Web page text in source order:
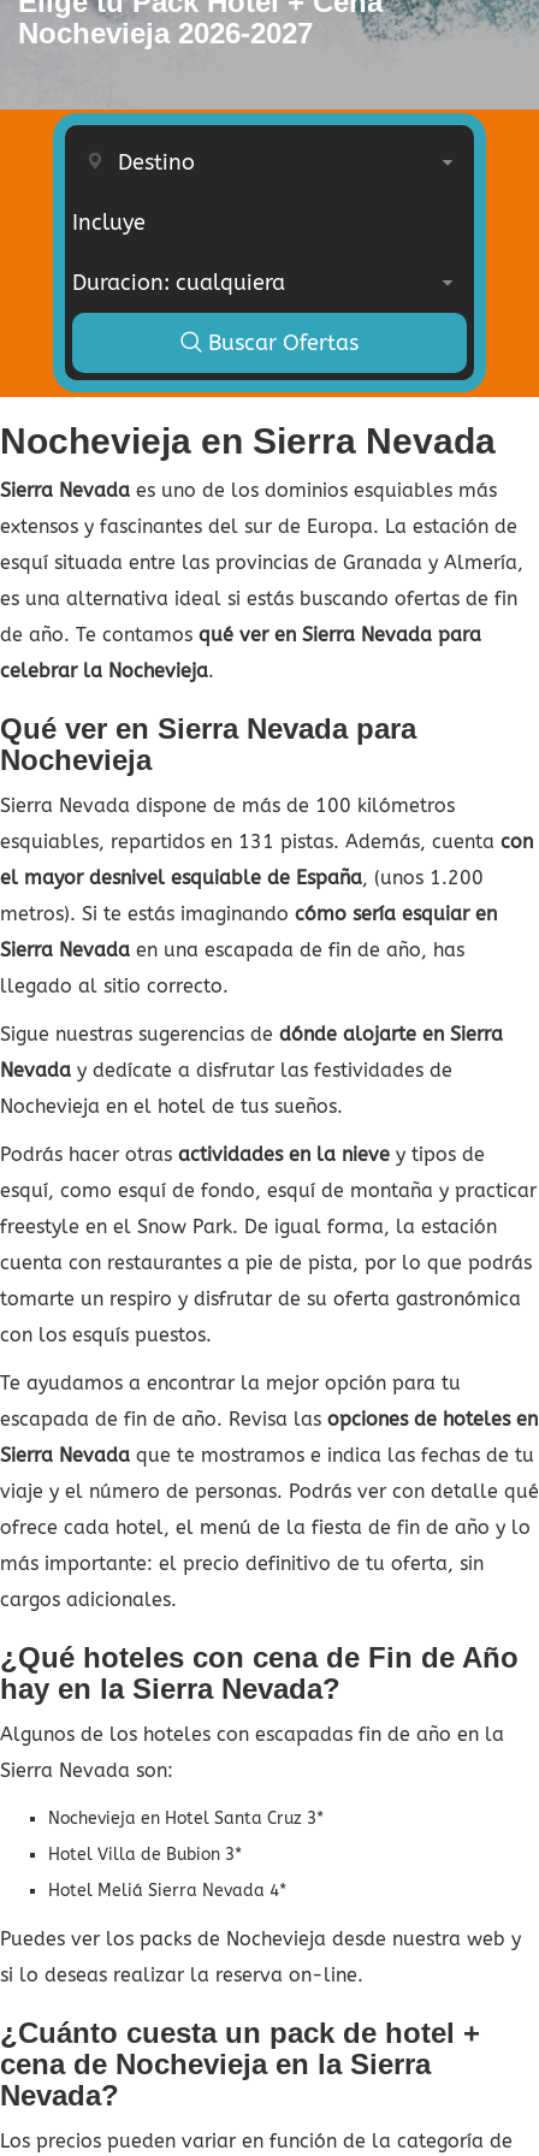
Nochevieja 2026-2027
Incluye
Buscar Ofertas
Nochevieja en Sierra Nevada
Sierra Nevada es uno de los dominios esquiables más
extensos y fascinantes del sur de Europa. La estación de
esquí situada entre las provincias de Granada y Almería,
es una alternativa ideal si estás buscando ofertas de fin
de año. Te contamos qué ver en Sierra Nevada para
celebrar la Nochevieja.
Qué ver en Sierra Nevada para
Nochevieja
Sierra Nevada dispone de más de 100 kilómetros
esquiables, repartidos en 131 pistas. Además, cuenta con
el mayor desnivel esquiable de España, (unos 1.200
metros). Si te estás imaginando cómo sería esquiar en
Sierra Nevada en una escapada de fin de año, has
llegado al sitio correcto.
Sigue nuestras sugerencias de dónde alojarte en Sierra
Nevada y dedícate a disfrutar las festividades de
Nochevieja en el hotel de tus sueños.
Podrás hacer otras actividades en la nieve y tipos de
esquí, como esquí de fondo, esquí de montaña y practicar
freestyle en el Snow Park. De igual forma, la estación
cuenta con restaurantes a pie de pista, por lo que podrás
tomarte un respiro y disfrutar de su oferta gastronómica
con los esquís puestos.
Te ayudamos a encontrar la mejor opción para tu
escapada de fin de año. Revisa las opciones de hoteles en
Sierra Nevada que te mostramos e indica las fechas de tu
viaje y el número de personas. Podrás ver con detalle qué
ofrece cada hotel, el menú de la fiesta de fin de año y lo
más importante: el precio definitivo de tu oferta, sin
cargos adicionales.
¿Qué hoteles con cena de Fin de Año
hay en la Sierra Nevada?
Algunos de los hoteles con escapadas fin de año en la
Sierra Nevada son:
Nochevieja en Hotel Santa Cruz 3*
Hotel Villa de Bubion 3*
Hotel Meliá Sierra Nevada 4*
Puedes ver los packs de Nochevieja desde nuestra web y
si lo deseas realizar la reserva on-line.
¿Cuánto cuesta un pack de hotel +
cena de Nochevieja en la Sierra
Nevada?
Los precios pueden variar en función de la categoría de